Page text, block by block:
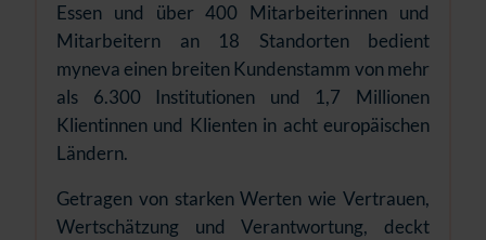
Essen und über 400 Mitarbeiterinnen und
Mitarbeitern an 18 Standorten bedient
myneva einen breiten Kundenstamm von mehr
als 6.300 Institutionen und 1,7 Millionen
Klientinnen und Klienten in acht europäischen
Ländern.
Getragen von starken Werten wie Vertrauen,
Wertschätzung und Verantwortung, deckt